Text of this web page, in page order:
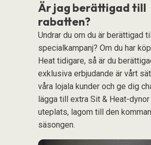
Är jag berättigad till
rabatten?
Undrar du om du är berättigad
specialkampanj? Om du har
Heat tidigare, så är du
exklusiva erbjudande är vårt
våra lojala kunder och ge dig
lägga till extra Sit & Heat-dynor
uteplats, lagom till den
säsongen.